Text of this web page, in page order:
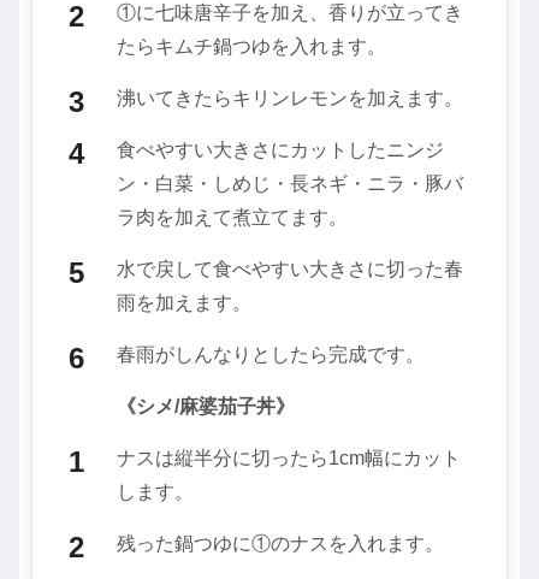
①に七味唐辛子を加え、香りが立ってき
たらキムチ鍋つゆを入れます。
沸いてきたらキリンレモンを加えます。
食べやすい大きさにカットしたニンジ
ン・白菜・しめじ・長ネギ・ニラ・豚バ
ラ肉を加えて煮立てます。
水で戻して食べやすい大きさに切った春
雨を加えます。
春雨がしんなりとしたら完成です。
《シメ/麻婆茄子丼》
ナスは縦半分に切ったら1cm幅にカット
します。
残った鍋つゆに①のナスを入れます。